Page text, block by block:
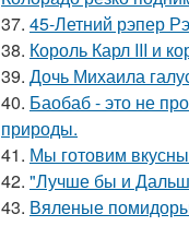
37. 45-Летний рэпер
38. Король Карл III и
39. Дочь Михаила
40. Баобаб - это не
природы.
41. Мы готовим
42. "Лучше бы и
43. Вяленые